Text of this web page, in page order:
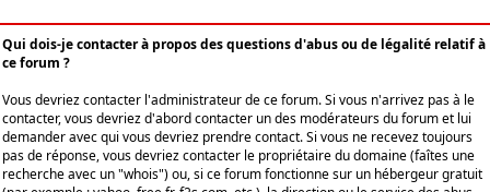
Qui dois-je contacter à propos des questions d'abus ou de légalité relatif à
ce forum ?
Vous devriez contacter l'administrateur de ce forum. Si vous n'arrivez pas à le
contacter, vous devriez d'abord contacter un des modérateurs du forum et lui
demander avec qui vous devriez prendre contact. Si vous ne recevez toujours
pas de réponse, vous devriez contacter le propriétaire du domaine (faîtes une
recherche avec un "whois") ou, si ce forum fonctionne sur un hébergeur gratuit